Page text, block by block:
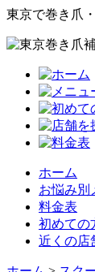
東京で巻き爪
ホーム
お悩み別
料金表
初めての
近くの店